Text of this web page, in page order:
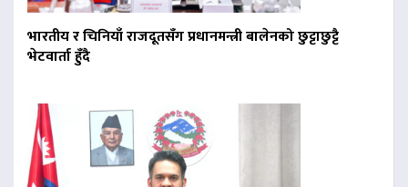
भारतीय र चिनियाँ राजदूतसँग प्रधानमन्त्री बालेनको छुट्टाछुट्टै
भेटवार्ता हुँदै